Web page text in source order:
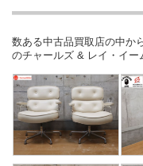
数ある中古品買取店の中か
のチャールズ & レイ・イー